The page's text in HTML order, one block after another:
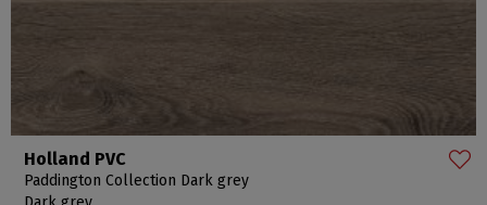
Holland PVC
Paddington Collection Dark grey